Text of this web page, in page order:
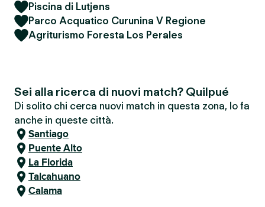
Piscina di Lutjens
Parco Acquatico Curunina V Regione
Agriturismo Foresta Los Perales
Sei alla ricerca di nuovi match? Quilpué
Di solito chi cerca nuovi match in questa zona, lo fa
anche in queste città.
Santiago
Puente Alto
La Florida
Talcahuano
Calama